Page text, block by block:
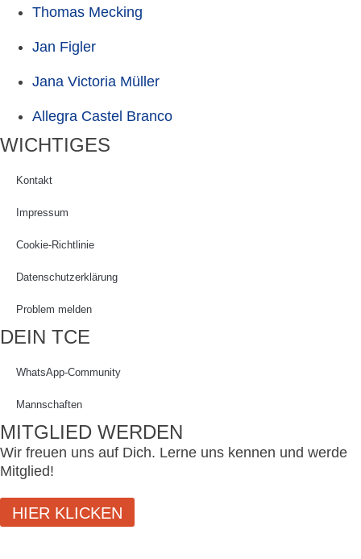
Thomas Mecking
Jan Figler
Jana Victoria Müller
Allegra Castel Branco
WICHTIGES
Kontakt
Impressum
Cookie-Richtlinie
Datenschutzerklärung
Problem melden
DEIN TCE
WhatsApp-Community
Mannschaften
MITGLIED WERDEN
Wir freuen uns auf Dich. Lerne uns kennen und werde
Mitglied!
HIER KLICKEN